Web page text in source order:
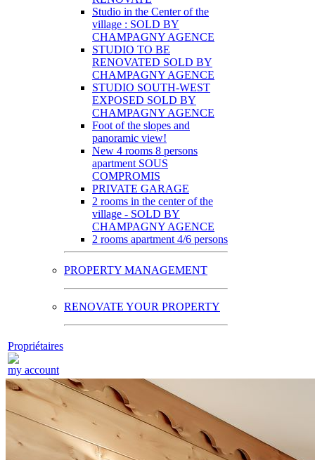
Studio in the Center of the
village : SOLD BY
CHAMPAGNY AGENCE
STUDIO TO BE
RENOVATED SOLD BY
CHAMPAGNY AGENCE
STUDIO SOUTH-WEST
EXPOSED SOLD BY
CHAMPAGNY AGENCE
Foot of the slopes and
panoramic view!
New 4 rooms 8 persons
apartment SOUS
COMPROMIS
PRIVATE GARAGE
2 rooms in the center of the
village - SOLD BY
CHAMPAGNY AGENCE
2 rooms apartment 4/6 persons
PROPERTY MANAGEMENT
RENOVATE YOUR PROPERTY
Propriétaires
my account